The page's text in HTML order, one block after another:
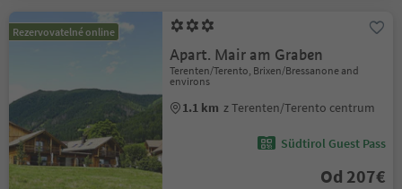
Rezervovatelné online
Apart. Mair am Graben
Terenten/Terento, Brixen/Bressanone and
environs
1.1 km z Terenten/Terento centrum
Südtirol Guest Pass
Od 207€